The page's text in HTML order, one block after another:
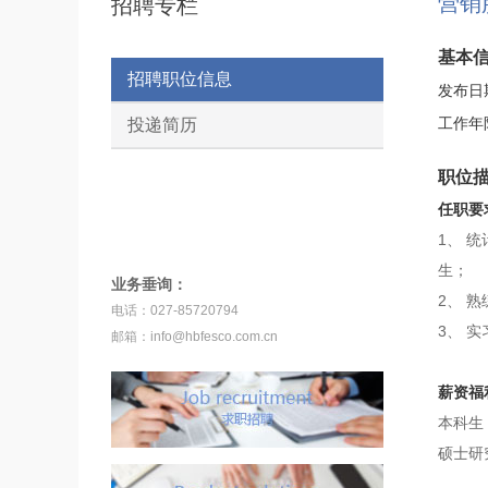
招聘专栏
招聘职位信息
投递简历
业务垂询：
电话：027-85720794
邮箱：info@hbfesco.com.cn
基本
发布日
工作年
职位
任职要
1、 统
生；
2、 熟
3、 实
薪资福
本科生
硕士研